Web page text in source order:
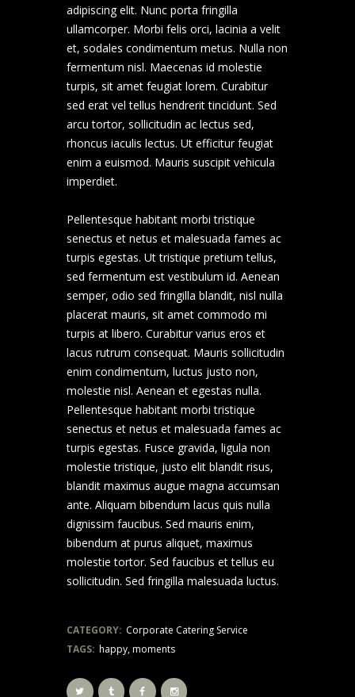
adipiscing elit. Nunc porta fringilla
ullamcorper. Morbi felis orci, lacinia a velit
et, sodales condimentum metus. Nulla non
fermentum nisl. Maecenas id molestie
turpis, sit amet feugiat lorem. Curabitur
sed erat vel tellus hendrerit tincidunt. Sed
arcu tortor, sollicitudin ac lectus sed,
rhoncus iaculis lectus. Ut efficitur feugiat
enim a euismod. Mauris suscipit vehicula
imperdiet.
Pellentesque habitant morbi tristique
senectus et netus et malesuada fames ac
turpis egestas. Ut tristique pretium tellus,
sed fermentum est vestibulum id. Aenean
semper, odio sed fringilla blandit, nisl nulla
placerat mauris, sit amet commodo mi
turpis at libero. Curabitur varius eros et
lacus rutrum consequat. Mauris sollicitudin
enim condimentum, luctus justo non,
molestie nisl. Aenean et egestas nulla.
Pellentesque habitant morbi tristique
senectus et netus et malesuada fames ac
turpis egestas. Fusce gravida, ligula non
molestie tristique, justo elit blandit risus,
blandit maximus augue magna accumsan
ante. Aliquam bibendum lacus quis nulla
dignissim faucibus. Sed mauris enim,
bibendum at purus aliquet, maximus
molestie tortor. Sed faucibus et tellus eu
sollicitudin. Sed fringilla malesuada luctus.
CATEGORY: Corporate Catering Service
TAGS: happy,moments